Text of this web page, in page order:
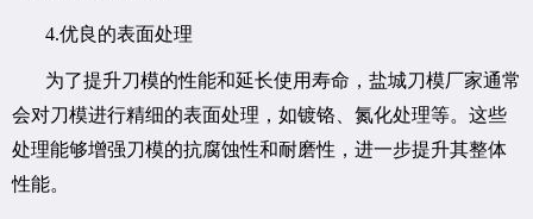
4.优良的表面处理
为了提升刀模的性能和延长使用寿命，盐城刀模厂家通常
会对刀模进行精细的表面处理，如镀铬、氮化处理等。这些
处理能够增强刀模的抗腐蚀性和耐磨性，进一步提升其整体
性能。